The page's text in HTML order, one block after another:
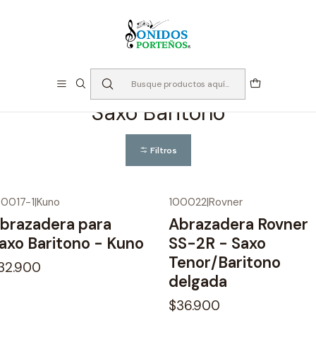
Instrumento de Viento
Accesorios Maderas
Saxo Baritono
Filtros
1|Kuno
para
Baritono - Kuno
No disponible
100022|Rovner
Abrazadera Rovner
SS-2R - Saxo
Tenor/Baritono
delgada
$36.900